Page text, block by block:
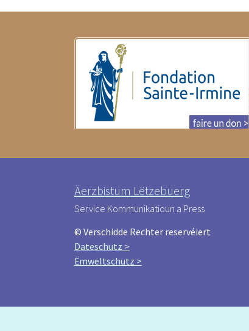
Äerzbistum Lëtzebuerg
Service Kommunikatioun a Press
© Verschidde Rechter reservéiert
Dateschutz >
Ëmweltschutz >